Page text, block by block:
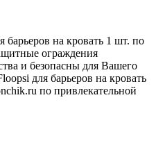
барьеров на кровать 1 шт. по
ограждения
и безопасны для Вашего
для барьеров на кровать
по привлекательной